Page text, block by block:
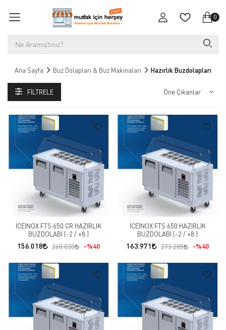
0
Ana Sayfa Buz Dolapları & Buz Makinaları Hazırlık Buzdolapları
FILTRELE
İCEİNOX FTS 650 CR HAZIRLIK
BUZDOLABI (-2 / +8 )
156.018 260.030 %40
İCEİNOX FTS 650 HAZIRLIK
BUZDOLABI (-2 / +8 )
163.971 273.285 %40